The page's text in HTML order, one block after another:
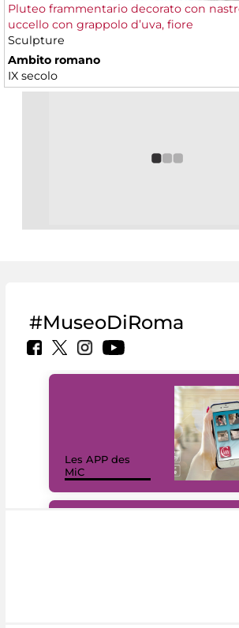
Pluteo frammentario decorato con
uccello con grappolo d’uva, fiore
Sculpture
Ambito romano
IX secolo
#MuseoDiRoma
Les APP des
MiC